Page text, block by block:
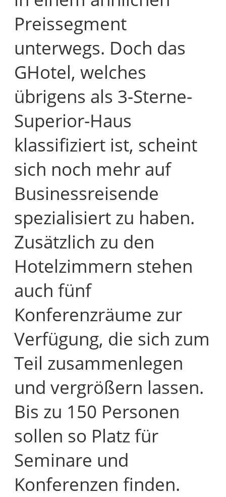
Preissegment
unterwegs. Doch das
GHotel, welches
übrigens als 3-Sterne-
Superior-Haus
klassifiziert ist, scheint
sich noch mehr auf
Businessreisende
spezialisiert zu haben.
Zusätzlich zu den
Hotelzimmern stehen
auch fünf
Konferenzräume zur
Verfügung, die sich zum
Teil zusammenlegen
und vergrößern lassen.
Bis zu 150 Personen
sollen so Platz für
Seminare und
Konferenzen finden.